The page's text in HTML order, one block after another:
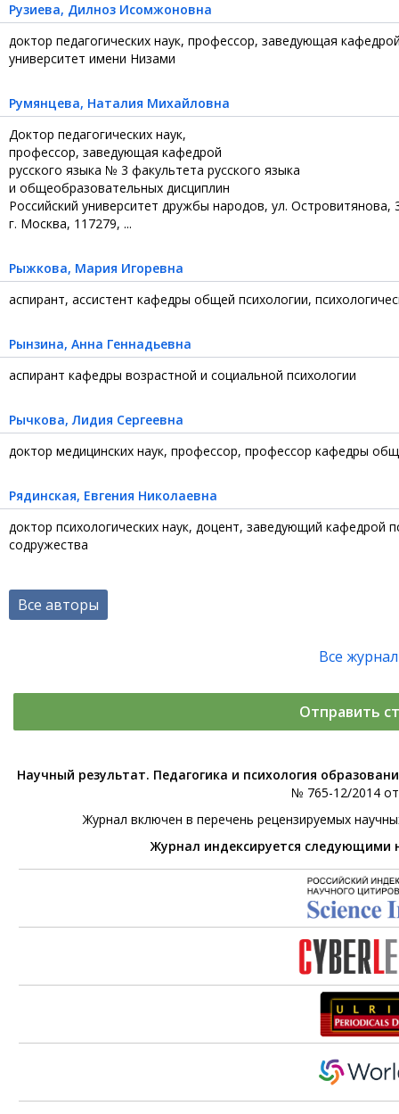
Рузиева, Дилноз Исомжоновна
доктор педагогических наук, профессор, заведующая
университет имени Низами
Румянцева, Наталия Михайловна
Доктор педагогических наук,
профессор, заведующая кафедрой
русского языка № 3 факультета русского языка
и общеобразовательных дисциплин
Российский университет дружбы народов, ул. Островитянова,
г. Москва, 117279, ...
Рыжкова, Мария Игоревна
аспирант, ассистент кафедры общей психологии,
Рынзина, Анна Геннадьевна
аспирант кафедры возрастной и социальной психологии
Рычкова, Лидия Сергеевна
доктор медицинских наук, профессор, профессор кафедры
Рядинская, Евгения Николаевна
доктор психологических наук, доцент, заведующий кафедрой
содружества
Все авторы
Все
Отправить
Научный результат. Педагогика и психология
№ 765-12/2014
Журнал включен в перечень рецензируемых
Журнал индексируется